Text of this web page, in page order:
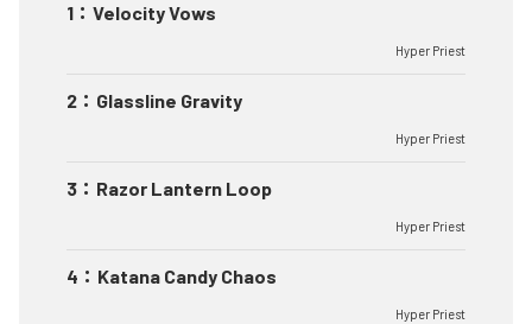
1 ： Velocity Vows
Hyper Priest
2 ： Glassline Gravity
Hyper Priest
3 ： Razor Lantern Loop
Hyper Priest
4 ： Katana Candy Chaos
Hyper Priest